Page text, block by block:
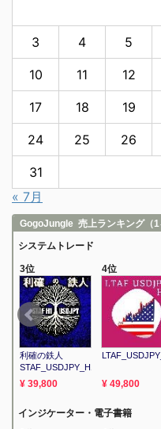
3 4 5
10 11 12
17 18 19
24 25 26
31
« 7月